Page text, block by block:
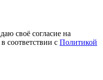
своё согласие на
в соответствии с Политикой